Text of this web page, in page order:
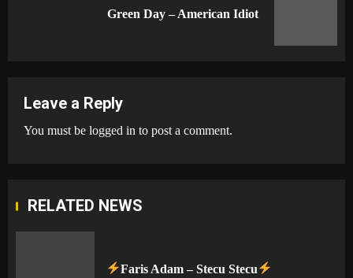
Green Day – American Idiot
Leave a Reply
You must be logged in to post a comment.
RELATED NEWS
Faris Adam – Stecu Stecu